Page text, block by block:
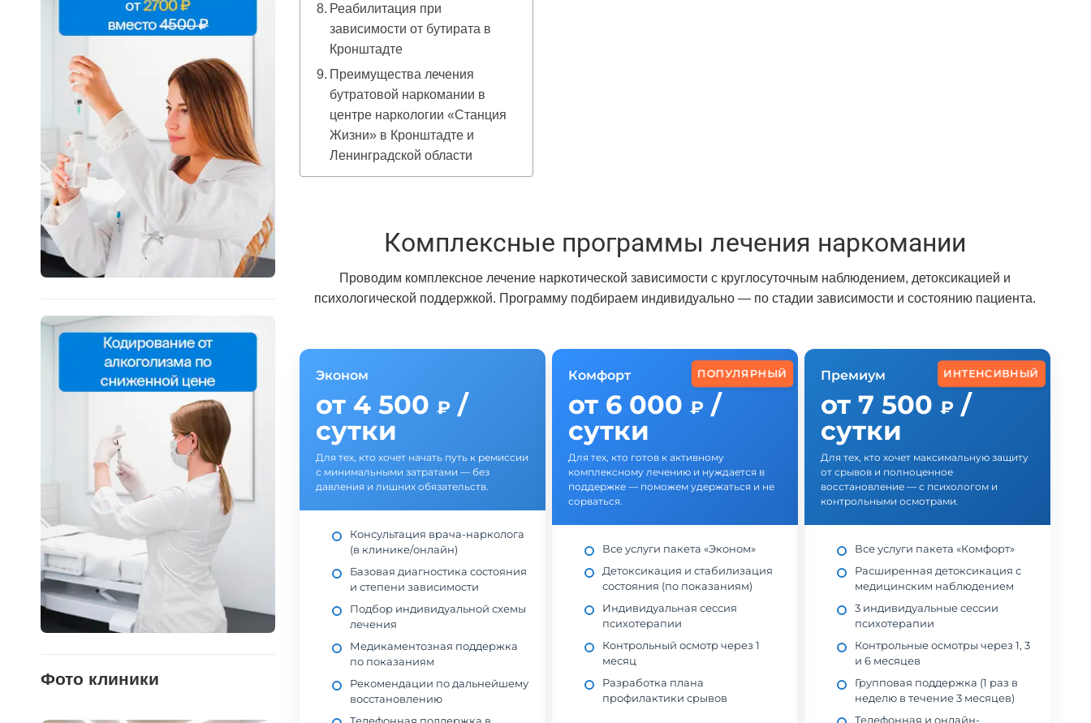
Фото клиники
Реабилитация при
зависимости от бутирата в
Кронштадте
Преимущества лечения
бутратовой наркомании в
центре наркологии «Станция
Жизни» в Кронштадте и
Ленинградской области
Комплексные программы лечения наркомании
Проводим комплексное лечение наркотической зависимости с круглосуточным наблюдением, детоксикацией и
психологической поддержкой. Программу подбираем индивидуально — по стадии зависимости и состоянию пациента.
Эконом
от 4 500 ₽ /
сутки
Для тех, кто хочет начать путь к ремиссии
с минимальными затратами — без
давления и лишних обязательств.
Консультация врача-нарколога
(в клинике/онлайн)
Базовая диагностика состояния
и степени зависимости
Подбор индивидуальной схемы
лечения
Медикаментозная поддержка
по показаниям
Рекомендации по дальнейшему
восстановлению
ПОПУЛЯРНЫЙ
Комфорт
от 6 000 ₽/
сутки
Для тех, кто готов к активному
комплексному лечению и нуждается в
поддержке — поможем удержаться и не
сорваться.
Все услуги пакета «Эконом»
Детоксикация и стабилизация
состояния (по показаниям)
Индивидуальная сессия
психотерапии
Контрольный осмотр через 1
месяц
Разработка плана
профилактики срывов
ИНТЕНСИВНЫЙ
Премиум
от 7 500 ₽/
сутки
Для тех, кто хочет максимальную защиту
от срывов и полноценное
восстановление — с психологом и
контрольными осмотрами.
Все услуги пакета «Комфорт»
Расширенная детоксикация с
медицинским наблюдением
3 индивидуальные сессии
психотерапии
Контрольные осмотры через 1, 3
и 6 месяцев
Групповая поддержка (1 раз в
неделю в течение 3 месяцев)
Телефонная и онлайн-